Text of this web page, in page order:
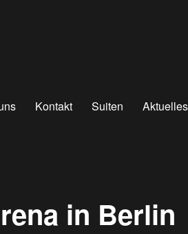
Kontakt Suiten Aktuelles
in Berlin